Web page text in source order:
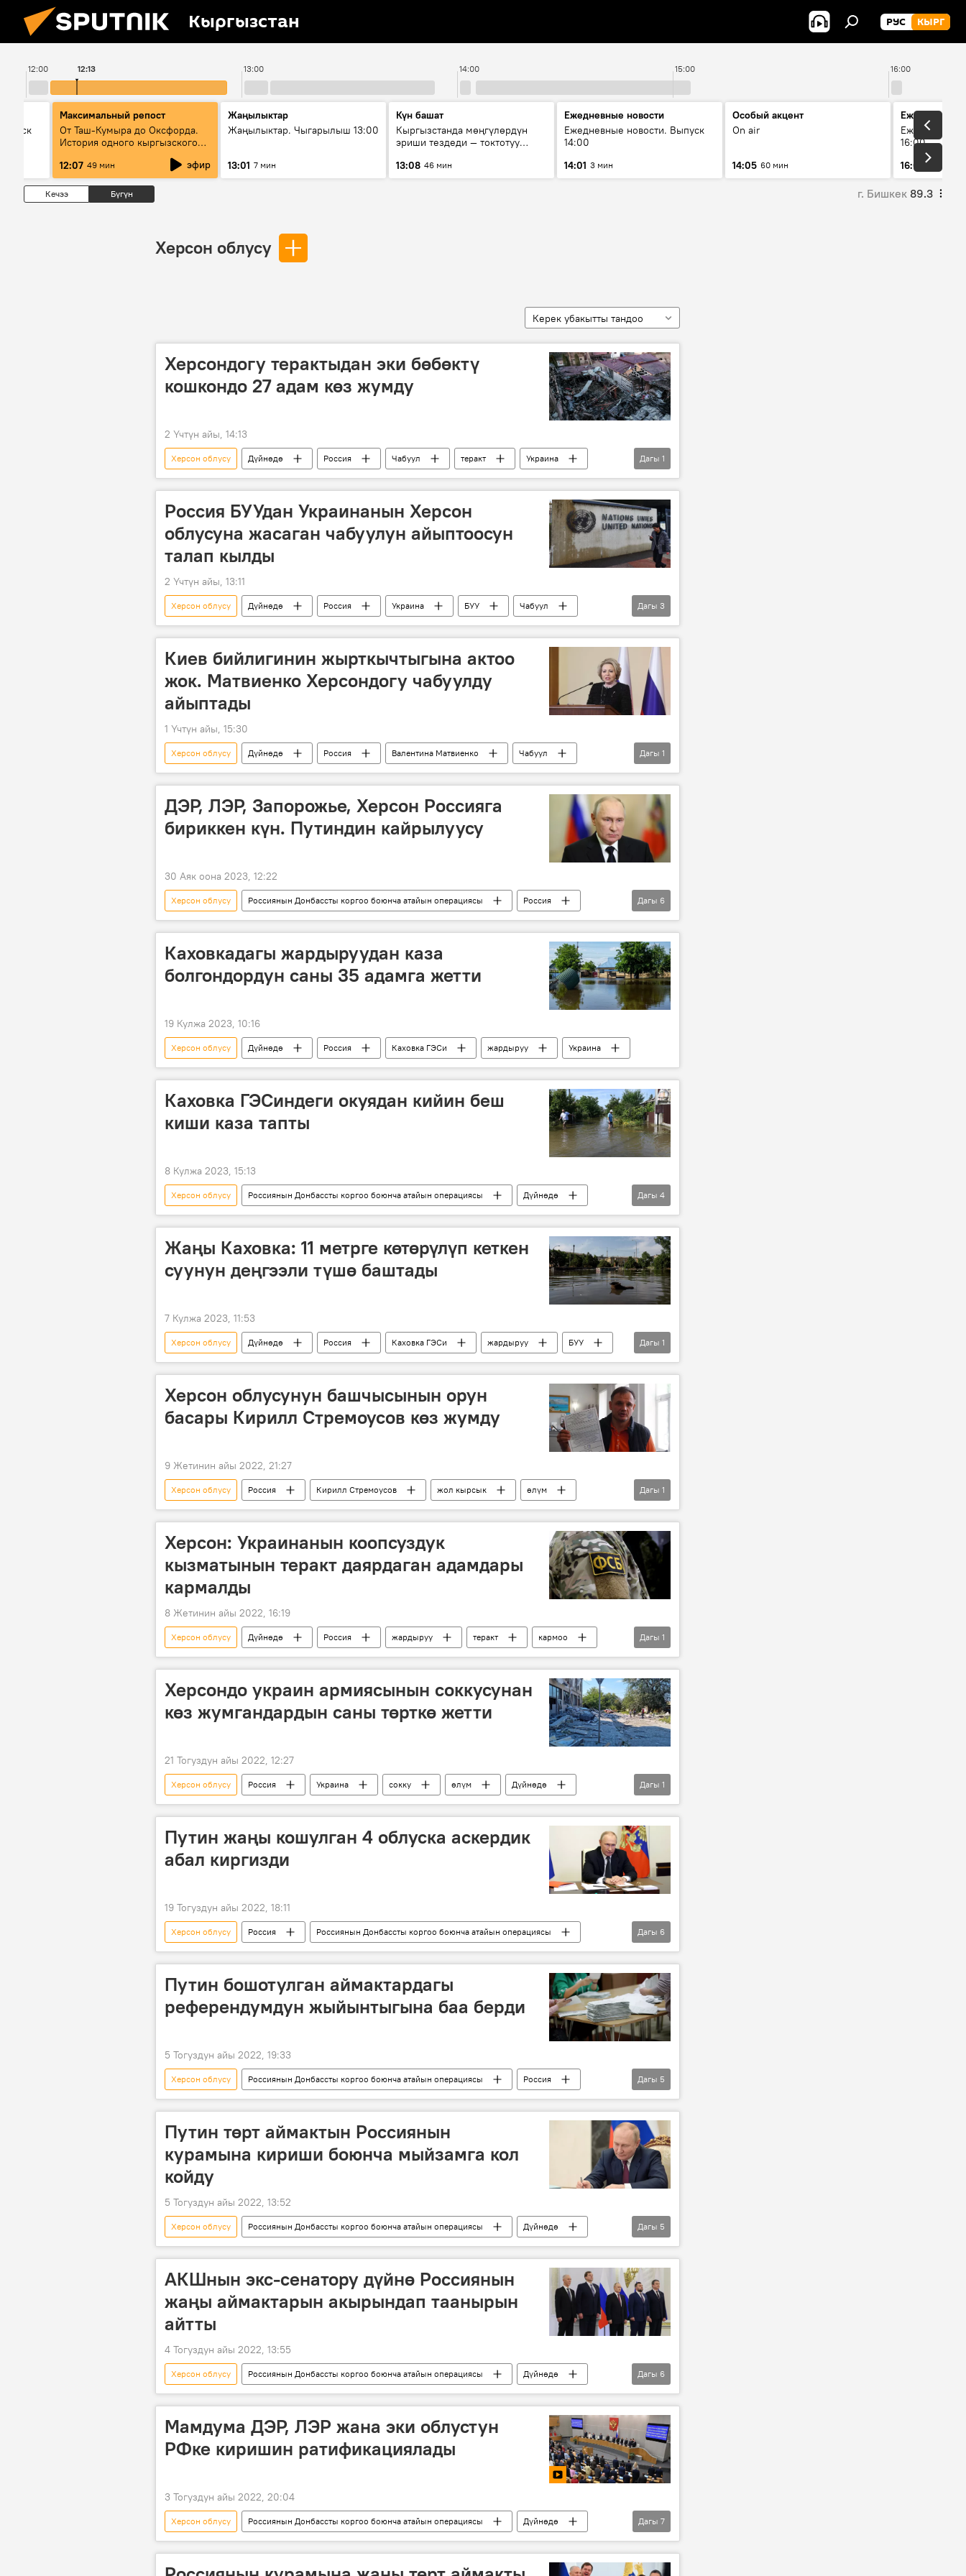
Кыргызстан РУС КЫРГ
12:00 13:00 14:00 15:00 16:00
12:13
Максимальный репост
От Таш-Кумыра до Оксфорда.
История одного кыргызского
12:07 49 мин эфир
Жаңылыктар
Жаңылыктар. Чыгарылыш 13:00
13:01 7 мин
Күн башат
Кыргызстанда мөңгүлөрдүн
эриши тездеди — токтотуу
13:08 46 мин
Ежедневные новости
Ежедневные новости. Выпуск
14:00
14:01 3 мин
Особый акцент
On air
14:05 60 мин
Ежедневные
Ежедневные
16:00
16:01
3 мин
Кечээ Бүгүн г. Бишкек 89.3
Херсон облусу
Керек убакытты тандоо
Херсондогу терактыдан эки бөбөктү
кошкондо 27 адам көз жумду
2 Үчтүн айы, 14:13
Херсон облусу Дүйнөдө Россия Чабуул теракт
Украина
өлүм
Дагы 1
Россия БУУдан Украинанын Херсон
облусуна жасаган чабуулун айыптоосун
талап кылды
2 Үчтүн айы, 13:11
Херсон облусу Дүйнөдө Россия Украина БУУ
Чабуул
айыптоо
дрон Өлтүрүү
Дагы 3
Киев бийлигинин жырткычтыгына актоо
жок. Матвиенко Херсондогу чабуулду
айыптады
1 Үчтүн айы, 15:30
Херсон облусу Дүйнөдө Россия Валентина Матвиенко
Чабуул
өлүм
Дагы 1
ДЭР, ЛЭР, Запорожье, Херсон Россияга
бириккен күн. Путиндин кайрылуусу
30 Аяк оона 2023, 12:22
Херсон облусу Россиянын Донбассты коргоо боюнча атайын операциясы
Россия
Донецк
Луганск Запорожье облусу Владимир Путин
кайрылуу
Дагы 6
Каховкадагы жардыруудан каза
болгондордун саны 35 адамга жетти
19 Кулжа 2023, 10:16
Херсон облусу Дүйнөдө Россия Каховка ГЭСи жардыруу Украина
Каховка ГЭСиндеги окуядан кийин беш
киши каза тапты
8 Кулжа 2023, 15:13
Херсон облусу Россиянын Донбассты коргоо боюнча атайын операциясы
Дүйнөдө
Россия
Каховка ГЭСи диверсия дамба
Дагы 4
Жаңы Каховка: 11 метрге көтөрүлүп кеткен
суунун деңгээли түшө баштады
7 Кулжа 2023, 11:53
Херсон облусу Дүйнөдө Россия Каховка ГЭСи жардыруу
БУУ
Жаңы Каховка
Дагы 1
Херсон облусунун башчысынын орун
басары Кирилл Стремоусов көз жумду
9 Жетинин айы 2022, 21:27
Херсон облусу Россия Кирилл Стремоусов жол кырсык
өлүм
Дүйнөдө
Дагы 1
Херсон: Украинанын коопсуздук
кызматынын теракт даярдаган адамдары
кармалды
8 Жетинин айы 2022, 16:19
Херсон облусу Дүйнөдө Россия жардыруу теракт
кармоо
Россиянын Донбассты коргоо боюнча атайын операциясы
Дагы 1
Херсондо украин армиясынын соккусунан
көз жумгандардын саны төрткө жетти
21 Тогуздун айы 2022, 12:27
Херсон облусу Россия Украина сокку өлүм
Дүйнөдө
Россиянын Донбассты коргоо боюнча атайын операциясы
Дагы 1
Путин жаңы кошулган 4 облуска аскердик
абал киргизди
19 Тогуздун айы 2022, 18:11
Херсон облусу Россия
Россиянын Донбассты коргоо боюнча атайын операциясы
Дүйнөдө
Владимир Путин Запорожье облусу ДЭР
ЛЭР
Дагы 6
Путин бошотулган аймактардагы
референдумдун жыйынтыгына баа берди
5 Тогуздун айы 2022, 19:33
Херсон облусу Россиянын Донбассты коргоо боюнча атайын операциясы
Россия
ДЭР
ЛЭР Запорожье облусу Владимир Путин референдум
Дагы 5
Путин төрт аймактын Россиянын
курамына кириши боюнча мыйзамга кол
койду
5 Тогуздун айы 2022, 13:52
Херсон облусу Россиянын Донбассты коргоо боюнча атайын операциясы
Дүйнөдө
Россия
ДЭР ЛЭР Запорожье облусу Владимир Путин
Дагы 5
АКШнын экс-сенатору дүйнө Россиянын
жаңы аймактарын акырындап таанырын
айтты
4 Тогуздун айы 2022, 13:55
Херсон облусу Россиянын Донбассты коргоо боюнча атайын операциясы
Дүйнөдө
Россия
АКШ сенатор ДЭР ЛЭР Запорожье облусу
Дагы 6
Мамдума ДЭР, ЛЭР жана эки облустун
РФке киришин ратификациялады
3 Тогуздун айы 2022, 20:04
Херсон облусу Россиянын Донбассты коргоо боюнча атайын операциясы
Дүйнөдө
Россия
ДЭР ЛЭР Запорожье облусу
келишим
Дагы 7